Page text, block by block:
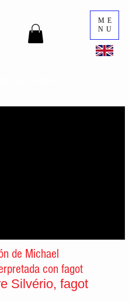
ME
NU
de Michael
con fagot
Silvério, fagot